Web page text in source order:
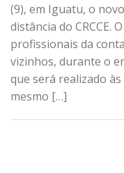
(9), em Iguatu, o
distância do CRCCE.
profissionais da
vizinhos, durante o
que será realizado
mesmo […]